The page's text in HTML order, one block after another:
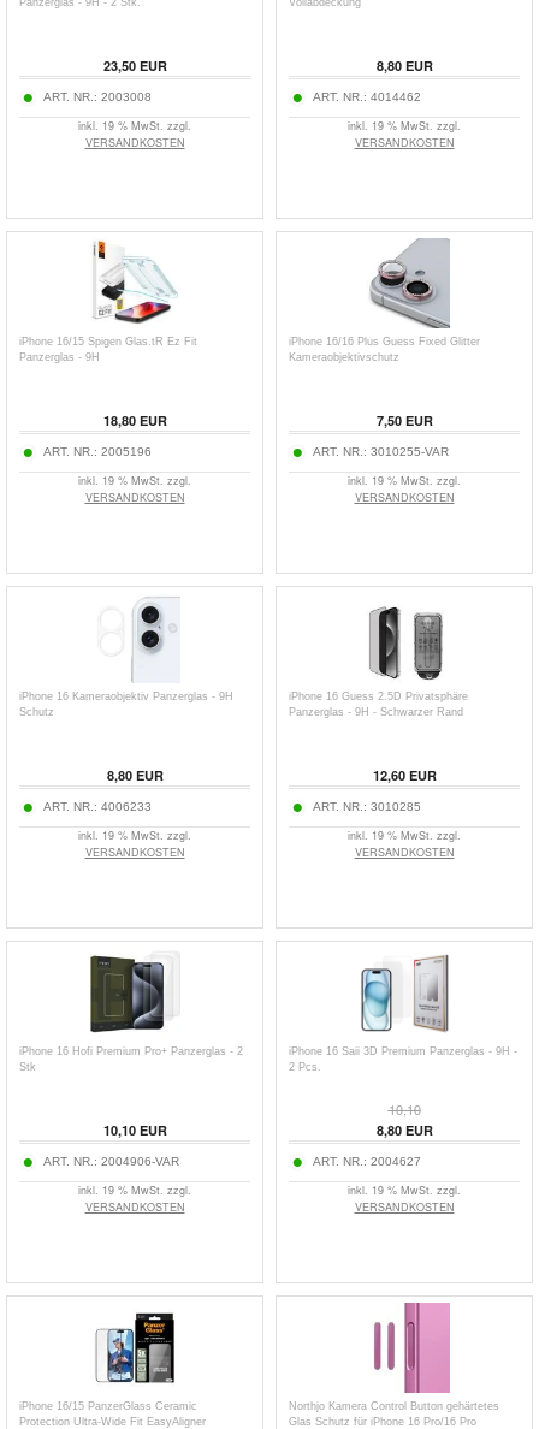
Panzerglas - 9H - 2 Stk.
23,50EUR
ART. NR.: 2003008
inkl. 19 % MwSt. zzgl.
VERSANDKOSTEN
Vollabdeckung
8,80EUR
ART. NR.: 4014462
inkl. 19 % MwSt. zzgl.
VERSANDKOSTEN
iPhone 16/15 Spigen Glas.tR Ez Fit
Panzerglas - 9H
18,80EUR
ART. NR.: 2005196
inkl. 19 % MwSt. zzgl.
VERSANDKOSTEN
iPhone 16/16 Plus Guess Fixed Glitter
Kameraobjektivschutz
7,50EUR
ART. NR.: 3010255-VAR
inkl. 19 % MwSt. zzgl.
VERSANDKOSTEN
iPhone 16 Kameraobjektiv Panzerglas - 9H
Schutz
8,80EUR
ART. NR.: 4006233
inkl. 19 % MwSt. zzgl.
VERSANDKOSTEN
iPhone 16 Guess 2.5D Privatsphäre
Panzerglas - 9H - Schwarzer Rand
12,60EUR
ART. NR.: 3010285
inkl. 19 % MwSt. zzgl.
VERSANDKOSTEN
iPhone 16 Hofi Premium Pro+ Panzerglas - 2
Stk
10,10EUR
ART. NR.: 2004906-VAR
inkl. 19 % MwSt. zzgl.
VERSANDKOSTEN
iPhone 16 Saii 3D Premium Panzerglas - 9H -
2 Pcs.
10,10
8,80EUR
ART. NR.: 2004627
inkl. 19 % MwSt. zzgl.
VERSANDKOSTEN
iPhone 16/15 PanzerGlass Ceramic
Protection Ultra-Wide Fit EasyAligner
Northjo Kamera Control Button gehärtetes
Glas Schutz für iPhone 16 Pro/16 Pro